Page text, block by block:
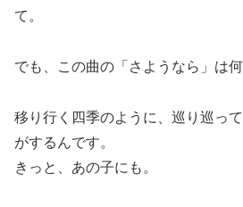
て。
でも、この曲の「さようなら」は
移り行く四季のように、巡り巡っ
がするんです。
きっと、あの子にも。